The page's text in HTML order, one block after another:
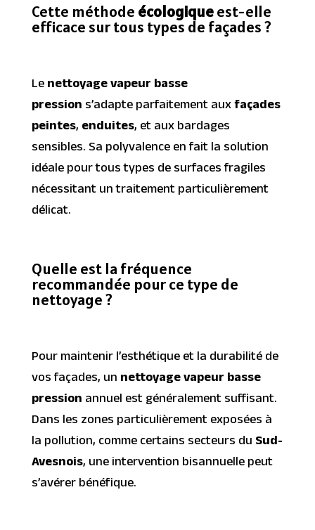
Cette méthode écologiqueest-elle
efficace sur tous types de façades ?
Lenettoyage vapeur basse
pressions’adapte parfaitement auxfaçades
peintes,enduites, et aux bardages
sensibles. Sa polyvalence en fait la solution
idéale pour tous types de surfaces fragiles
nécessitant un traitement particulièrement
délicat.
Quelle est la fréquence
recommandée pour ce type de
nettoyage ?
Pour maintenir l’esthétique et la durabilité de
vos façades, unnettoyage vapeur basse
pressionannuel est généralement suffisant.
Dans les zones particulièrement exposées à
la pollution, comme certains secteurs duSud-
Avesnois, une intervention bisannuelle peut
s’avérer bénéfique.